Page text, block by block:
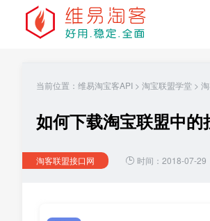
当前位置： 维易淘宝客API > 淘宝联盟学堂 >
如何下载淘宝联盟中
淘客联盟接口网 时间：2018-07-29